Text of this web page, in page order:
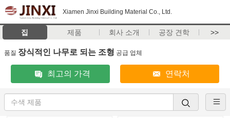
Xiamen Jinxi Building Material Co., Ltd.
집 제품 회사 소개 공장 견학 >>
품질 장식적인 나무로 되는 조형 공급 업체
최고의 가격 연락처